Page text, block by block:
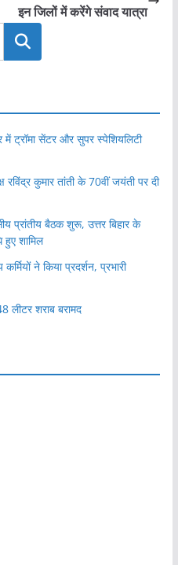
इन जिलों में करेंगे संवाद यात्रा
खोजें
में ट्रॉमा सेंटर और सुपर स्पेशियलिटी
रविंद्र कुमार तांती के 70वीं जयंती पर दी
प्रांतीय बैठक शुरू, उत्तर बिहार के
हुए शामिल
ने किया प्रदर्शन, प्रभारी
लीटर शराब बरामद